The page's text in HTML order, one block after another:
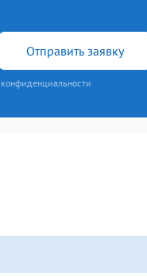
Отправить заявку